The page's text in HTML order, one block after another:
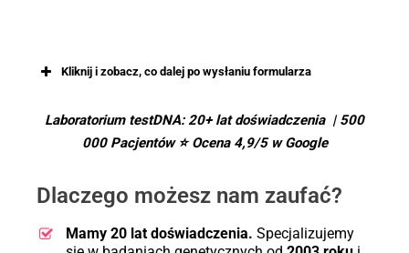
Kliknij i zobacz, co dalej po wysłaniu formularza
Kiedy i jak zapłacić?
Laboratorium testDNA: 20+ lat doświadczenia | 500
000 Pacjentów ⭐ Ocena 4,9/5 w Google
Dlaczego możesz nam zaufać?
Mamy 20 lat doświadczenia. Specjalizujemy